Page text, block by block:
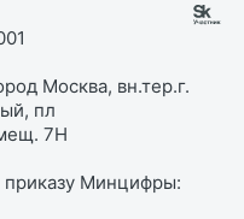
Москва, вн.тер.г.
пл
7Н
приказу Минцифры: